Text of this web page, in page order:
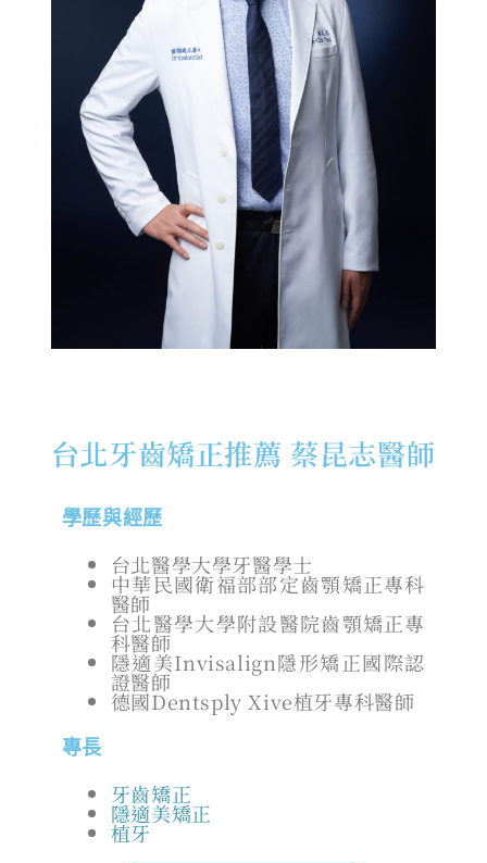
台北牙齒矯正推薦 蔡昆志醫師
學歷與經歷
台北醫學大學牙醫學士
中華民國衛福部部定齒顎矯正專科
醫師
台北醫學大學附設醫院齒顎矯正專
科醫師
隱適美Invisalign隱形矯正國際認
證醫師
德國Dentsply Xive植牙專科醫師
專長
牙齒矯正
隱適美矯正
植牙